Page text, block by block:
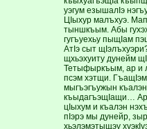
уэгум езышалIэ
ЦIыхур малъхуэ.
тыншкъым. Абы
гугъуехьу пыщIам
АтIэ сыт
щхьэхуиту дунейм
Тетыфыркъым, ар и
псэм хэтщи.
мыгъэгъужын
къыдагъэщIащи…
цIыхум и къалэн
пIэрэ мы дунейр,
хьэлэмэтыщэу